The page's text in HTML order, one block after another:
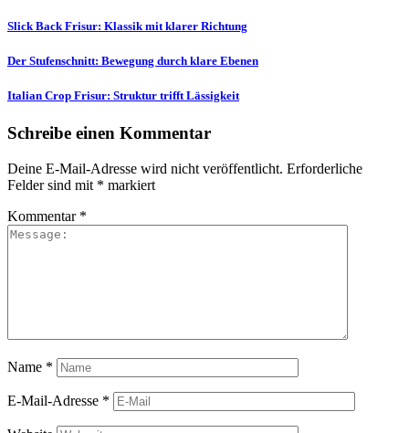
Slick Back Frisur: Klassik mit klarer Richtung
Der Stufenschnitt: Bewegung durch klare Ebenen
Italian Crop Frisur: Struktur trifft Lässigkeit
Schreibe einen Kommentar
Deine E-Mail-Adresse wird nicht veröffentlicht. Erforderliche
Felder sind mit * markiert
Kommentar *
Name *
E-Mail-Adresse *